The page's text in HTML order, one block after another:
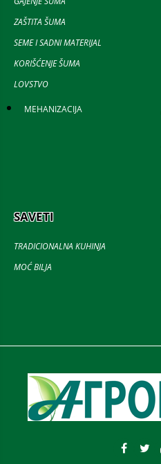
ZAŠTITA ŠUMA
SEME I SADNI MATERIJAL
KORIŠĆENJE ŠUMA
LOVSTVO
MEHANIZACIJA
SAVETI
TRADICIONALNA KUHINJA
MOĆ BILJA